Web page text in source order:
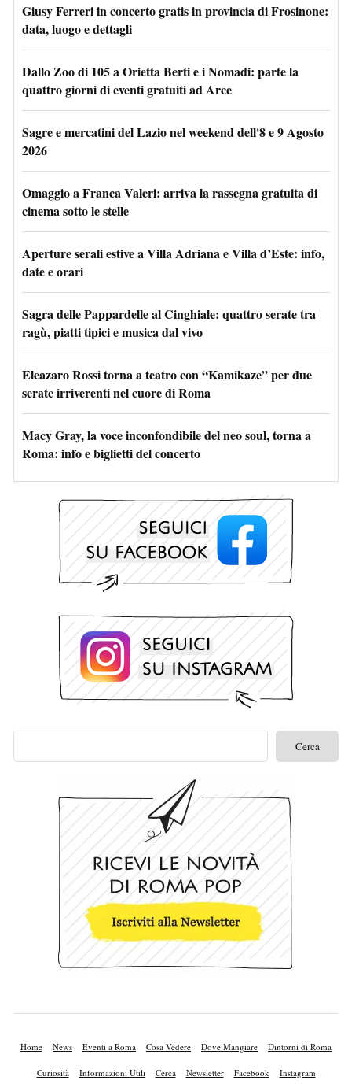
Giusy Ferreri in concerto gratis in provincia di Frosinone:
data, luogo e dettagli
Dallo Zoo di 105 a Orietta Berti e i Nomadi: parte la
quattro giorni di eventi gratuiti ad Arce
Sagre e mercatini del Lazio nel weekend dell'8 e 9 Agosto
2026
Omaggio a Franca Valeri: arriva la rassegna gratuita di
cinema sotto le stelle
Aperture serali estive a Villa Adriana e Villa d’Este: info,
date e orari
Sagra delle Pappardelle al Cinghiale: quattro serate tra
ragù, piatti tipici e musica dal vivo
Eleazaro Rossi torna a teatro con “Kamikaze” per due
serate irriverenti nel cuore di Roma
Macy Gray, la voce inconfondibile del neo soul, torna a
Roma: info e biglietti del concerto
Home News Eventi a Roma Cosa Vedere Dove Mangiare Dintorni di Roma
Curiosità Informazioni Utili Cerca Newsletter Facebook Instagram